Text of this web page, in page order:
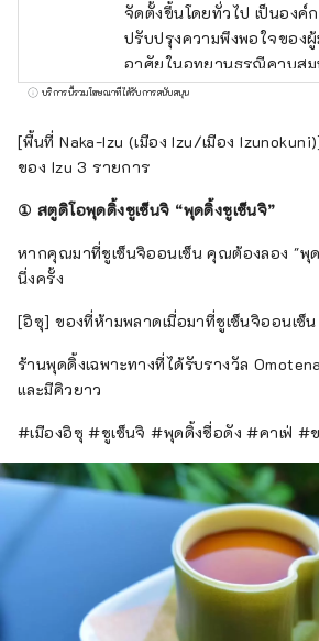
จัดตั้งขึ้นโดยทั่วไป เป็นองค์
ปรับปรุงความพึงพอใจของ
อาศัยในอุทยานธรณีคาบสมุ
เติบโตที่ยั่งยืนสำหรับคาบส
อนุรักษ์อุทยานธรณีคาบสมุ
การพัฒนาที่ยั่งยืน เรายังทำง
ภูมิภาค
บริการนี้รวมโฆษณาที่ได้รับการสนับสนุน
[พื้นที่ Naka-Izu (เมือง Izu/เมือง
ของ Izu 3 รายการ
① สตูดิโอพุดดิ้งชูเซ็นจิ “พุดดิ้งชูเซ็นจิ”
หากคุณมาที่ชูเซ็นจิออนเซ็น คุณต้องลอง "พุ
นึ่งครั้ง
[อิซุ] ของที่ห้ามพลาดเมื่อมาที่ชูเซ็นจิออนเซ็น
ร้านพุดดิ้งเฉพาะทางที่ได้รับรางวัล
และมีคิวยาว
#เมืองอิซุ #ชูเซ็นจิ #พุดดิ้งชื่อดัง #คาเฟ่ #